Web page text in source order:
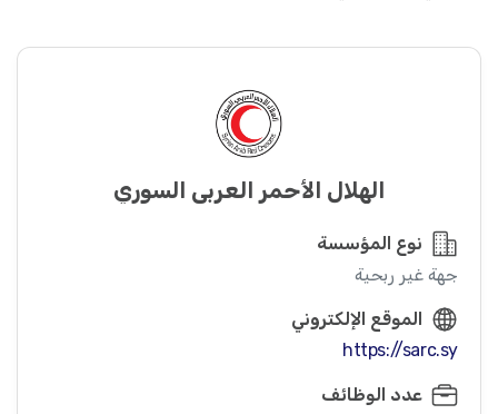
الهلال الأحمر العربي السوري
نوع المؤسسة
جهة غير ربحية
الموقع الإلكتروني
https://sarc.sy
عدد الوظائف